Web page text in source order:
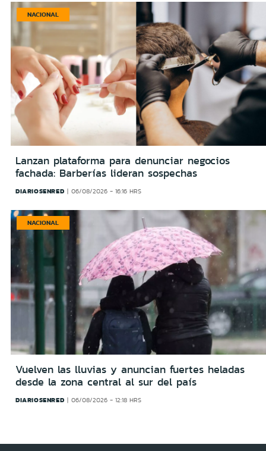
NACIONAL
Lanzan plataforma para denunciar negocios
fachada: Barberías lideran sospechas
DIARIOSENRED 06/08/2026 - 16:16 HRS
NACIONAL
Vuelven las lluvias y anuncian fuertes heladas
desde la zona central al sur del país
DIARIOSENRED 06/08/2026 - 12:18 HRS